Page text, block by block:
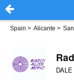
Spain > Alicante >